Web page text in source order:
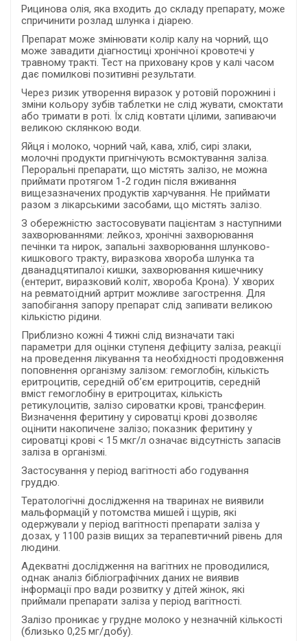
Рицинова олія, яка входить до складу препарату, може
спричинити розлад шлунка і діарею.
Препарат може змінювати колір калу на чорний, що
може завадити діагностиці хронічної кровотечі у
травному тракті. Тест на приховану кров у калі часом
дає помилкові позитивні результати.
Через ризик утворення виразок у ротовій порожнині і
зміни кольору зубів таблетки не слід жувати, смоктати
або тримати в роті. Їх слід ковтати цілими, запиваючи
великою склянкою води.
Яйця і молоко, чорний чай, кава, хліб, сирі злаки,
молочні продукти пригнічують всмоктування заліза.
Пероральні препарати, що містять залізо, не можна
приймати протягом 1-2 годин після вживання
вищезазначених продуктів харчування. Не приймати
разом з лікарськими засобами, що містять залізо.
З обережністю застосовувати пацієнтам з наступними
захворюваннями: лейкоз, хронічні захворювання
печінки та нирок, запальні захворювання шлунково-
кишкового тракту, виразкова хвороба шлунка та
дванадцятипалої кишки, захворювання кишечнику
(ентерит, виразковий коліт, хвороба Крона). У хворих
на ревматоїдний артрит можливе загострення. Для
запобігання запору препарат слід запивати великою
кількістю рідини.
Приблизно кожні 4 тижні слід визначати такі
параметри для оцінки ступеня дефіциту заліза, реакції
на проведення лікування та необхідності продовження
поповнення організму залізом: гемоглобін, кількість
еритроцитів, середній об’єм еритроцитів, середній
вміст гемоглобіну в еритроцитах, кількість
ретикулоцитів, залізо сироватки крові, трансферин.
Визначення феритину у сироватці крові дозволяє
оцінити накопичене залізо; показник феритину у
сироватці крові < 15 мкг/л означає відсутність запасів
заліза в організмі.
Застосування у період вагітності або годування
груддю.
Тератологічні дослідження на тваринах не виявили
мальформацій у потомства мишей і щурів, які
одержували у період вагітності препарати заліза у
дозах, у 1100 разів вищих за терапевтичний рівень для
людини.
Адекватні дослідження на вагітних не проводилися,
однак аналіз бібліографічних даних не виявив
інформації про вади розвитку у дітей жінок, які
приймали препарати заліза у період вагітності.
Залізо проникає у грудне молоко у незначній кількості
(близько 0,25 мг/добу).